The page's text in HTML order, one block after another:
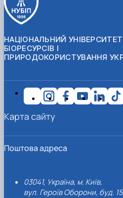
НАЦІОНАЛЬНИЙ УНІВЕРСИТЕТ
БІОРЕСУРСІВ І
ПРИРОДОКОРИСТУВАННЯ
Поштова адреса
03041, Україна, м. Київ,
вул. Героїв Оборони, буд.
Карта сайту